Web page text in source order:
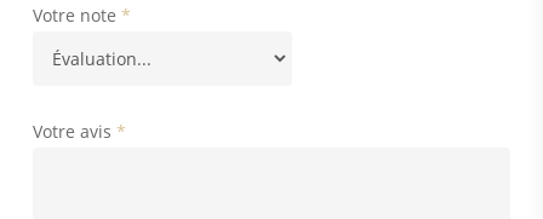
Votre note *
Votre avis *